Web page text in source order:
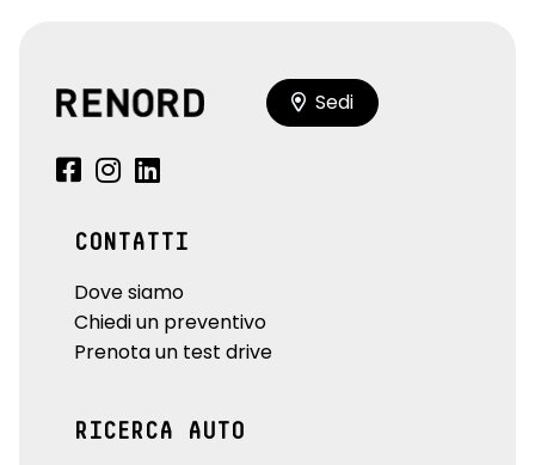
Sedi
CONTATTI
Dove siamo
Chiedi un preventivo
Prenota un test drive
RICERCA AUTO